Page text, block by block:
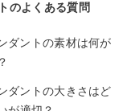
のよくある質問
ダントの素材は何が
ダントの大きさはど